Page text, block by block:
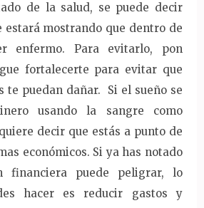
de la salud, se puede decir
estará mostrando que dentro de
enfermo. Para evitarlo, pon
fortalecerte para evitar que
te puedan dañar. Si el sueño se
usando la sangre como
decir que estás a punto de
económicos. Si ya has notado
financiera puede peligrar, lo
hacer es reducir gastos y